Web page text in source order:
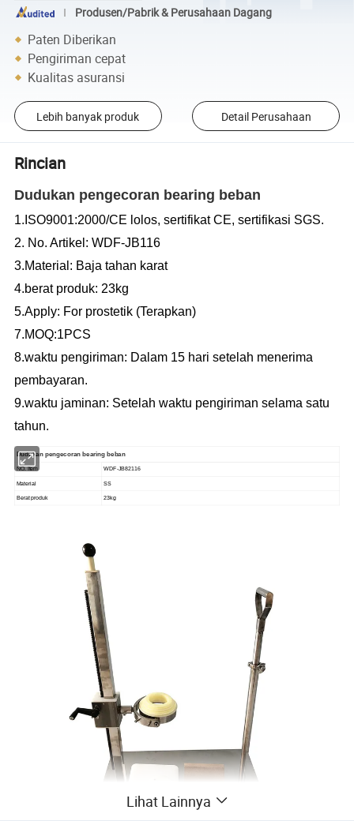
Produsen/Pabrik & Perusahaan Dagang
Paten Diberikan
Pengiriman cepat
Kualitas asuransi
Lebih banyak produk Detail Perusahaan
Rincian
Dudukan pengecoran bearing beban
1.ISO9001:2000/CE lolos, sertifikat CE, sertifikasi SGS.
2. No. Artikel: WDF-JB116
3.Material: Baja tahan karat
4.berat produk: 23kg
5.Apply: For prostetik (Terapkan)
7.MOQ:1PCS
8.waktu pengiriman: Dalam 15 hari setelah menerima
pembayaran.
9.waktu jaminan: Setelah waktu pengiriman selama satu
tahun.
Dudukan pengecoran bearing beban
NO. Item WDF-JB82116
Material SS
Berat produk 23kg
Lihat Lainnya